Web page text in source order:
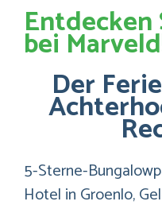
Entdecken
bei
Der
5-Sterne-
Hotel in Groenlo,